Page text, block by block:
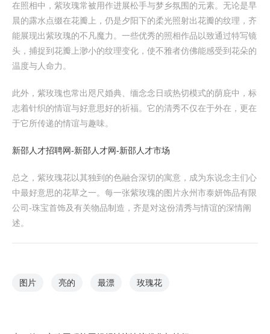
在照相中，紫玫瑰常被用作进展松手与梦乡氛围的元素。无论是早
晨的露水点缀在花瓣上，仍是夕阳下的柔光照射出花瓣的纹理，齐
能展现出紫玫瑰的不凡魔力。一些优秀的照相作品以致通过特写镜
头，捕捉到花瓣上渺小的纹理变化，使不雅者仿佛能感受到花朵的
温度与人命力。
此外，紫玫瑰也常出咫尺婚典、缅念念日或热切模式的荫庇中，标
志着针织的情谊与好意思好的祈福。它的清秀不仅在于外在，更在
于它所传递的情谊与趣味。
新邵人才招聘网-新邵人才网-新邵人才市场
总之，紫玫瑰花以其独到的色融合深切的寓意，成为东说念主们心
中最好意思的花草之一。每一张紫玫瑰的图片永州市泰妍饰品有限
公司-珠宝首饰及有关物品制造，齐是对这份清秀与情谊的深情阐
述。
图片 亮的 最漂 玫瑰花